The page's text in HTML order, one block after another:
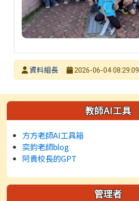
發布者
資料組長
2026-06-04 08:29:09
左邊區域內容 教師AI工具
方方老師AI工具箱
奕鈞老師blog
阿貴校長的GPT
管理者